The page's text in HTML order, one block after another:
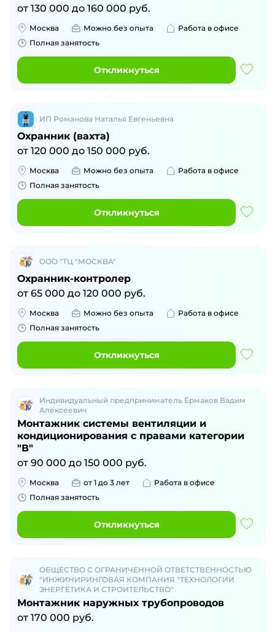
от 130 000 до 160 000 руб.
Москва Можно без опыта
Работа в офисе
Полная занятость
Откликнуться
ИП Романова Наталья Евгеньевна
Охранник (вахта)
от 120 000 до 150 000 руб.
Москва Можно без опыта
Работа в офисе
Полная занятость
Откликнуться
ООО "ТЦ "МОСКВА"
Охранник-контролер
от 65 000 до 120 000 руб.
Москва Можно без опыта
Работа в офисе
Полная занятость
Откликнуться
Индивидуальный предприниматель Ермаков Вадим
Алексеевич
Монтажник системы вентиляции и
кондиционирования с правами категории
"В"
от 90 000 до 150 000 руб.
Москва от 1 до 3 лет
Работа в офисе
Полная занятость
Откликнуться
ОБЩЕСТВО С ОГРАНИЧЕННОЙ ОТВЕТСТВЕННОСТЬЮ
"ИНЖИНИРИНГОВАЯ КОМПАНИЯ "ТЕХНОЛОГИИ
ЭНЕРГЕТИКА И СТРОИТЕЛЬСТВО"
Монтажник наружных трубопроводов
от 170 000 руб.